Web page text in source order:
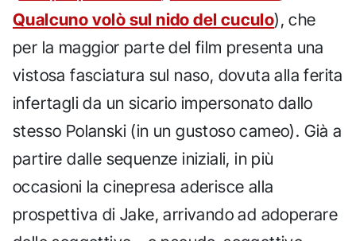
Qualcuno volò sul nido del cuculo), che
per la maggior parte del film presenta una
vistosa fasciatura sul naso, dovuta alla ferita
infertagli da un sicario impersonato dallo
stesso Polanski (in un gustoso cameo). Già a
partire dalle sequenze iniziali, in più
occasioni la cinepresa aderisce alla
prospettiva di Jake, arrivando ad adoperare